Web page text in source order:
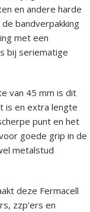
en andere harde
bandverpakking
met een
bij seriematige
van 45 mm is dit
is en extra lengte
punt en het
goede grip in de
metalstud
deze Fermacell
zzp’ers en